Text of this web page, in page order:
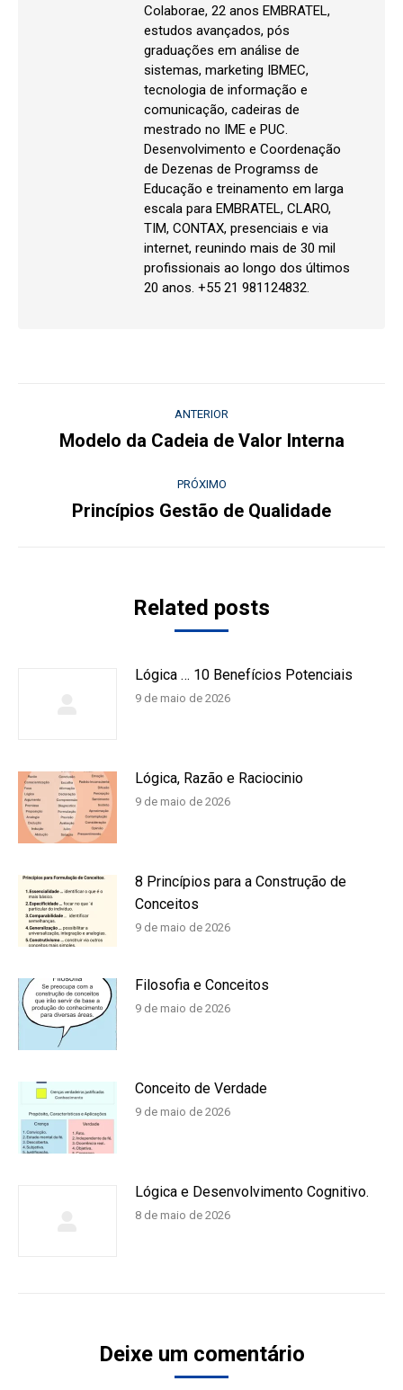
Colaborae, 22 anos EMBRATEL,
estudos avançados, pós
graduações em análise de
sistemas, marketing IBMEC,
tecnologia de informação e
comunicação, cadeiras de
mestrado no IME e PUC.
Desenvolvimento e Coordenação
de Dezenas de Programss de
Educação e treinamento em larga
escala para EMBRATEL, CLARO,
TIM, CONTAX, presenciais e via
internet, reunindo mais de 30 mil
profissionais ao longo dos últimos
20 anos. +55 21 981124832.
ANTERIOR
Post
Modelo da Cadeia de Valor Interna
PRÓXIMO
Próximo
Princípios Gestão de Qualidade
Related posts
Lógica … 10 Benefícios Potenciais
9 de maio de 2026
Lógica, Razão e Raciocinio
9 de maio de 2026
8 Princípios para a Construção de
Conceitos
9 de maio de 2026
Filosofia e Conceitos
9 de maio de 2026
Conceito de Verdade
9 de maio de 2026
Lógica e Desenvolvimento Cognitivo.
8 de maio de 2026
Deixe um comentário